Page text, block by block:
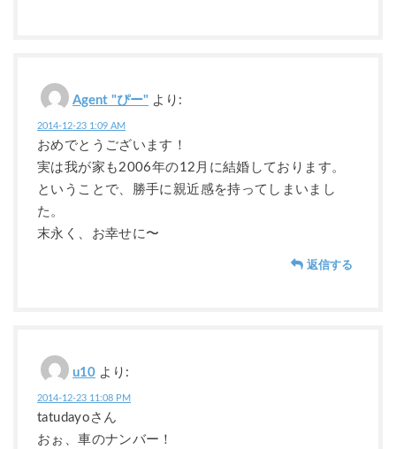
Agent "ぴー" より:
2014-12-23 1:09 AM
おめでとうございます！
実は我が家も2006年の12月に結婚しております。
ということで、勝手に親近感を持ってしまいまし
た。
末永く、お幸せに〜
返信する
u10 より:
2014-12-23 11:08 PM
tatudayoさん
おぉ、車のナンバー！